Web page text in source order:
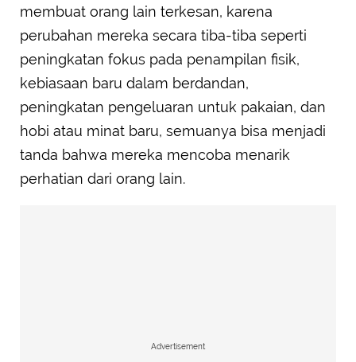
membuat orang lain terkesan, karena
perubahan mereka secara tiba-tiba seperti
peningkatan fokus pada penampilan fisik,
kebiasaan baru dalam berdandan,
peningkatan pengeluaran untuk pakaian, dan
hobi atau minat baru, semuanya bisa menjadi
tanda bahwa mereka mencoba menarik
perhatian dari orang lain.
Advertisement